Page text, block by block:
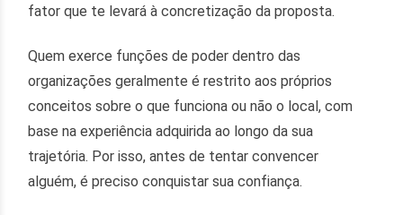
fator que te levará à concretização da proposta.
Quem exerce funções de poder dentro das
organizações geralmente é restrito aos próprios
conceitos sobre o que funciona ou não o local, com
base na experiência adquirida ao longo da sua
trajetória. Por isso, antes de tentar convencer
alguém, é preciso conquistar sua confiança.